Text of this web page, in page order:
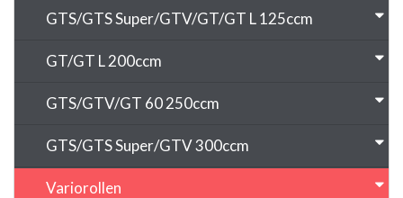
GTS/GTS Super/GTV/GT/GT L 125ccm
GT/GT L 200ccm
GTS/GTV/GT 60 250ccm
GTS/GTS Super/GTV 300ccm
Variorollen